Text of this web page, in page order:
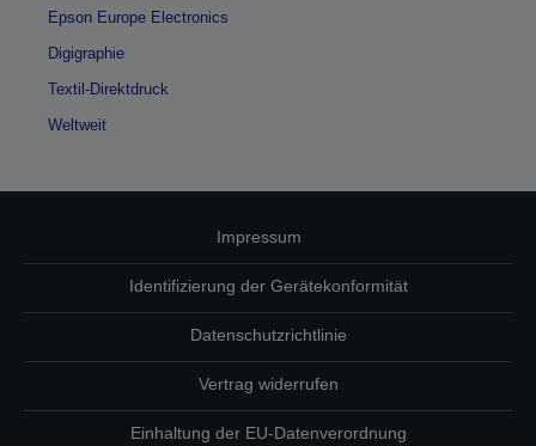
Epson Europe Electronics
Digigraphie
Textil-Direktdruck
Weltweit
Impressum
Identifizierung der Gerätekonformität
Datenschutzrichtlinie
Vertrag widerrufen
Einhaltung der EU-Datenverordnung